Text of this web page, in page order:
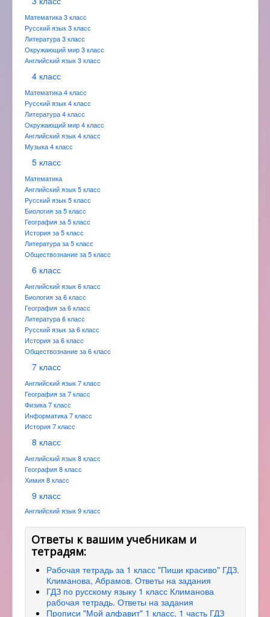
Математика 3 класс
Русский язык 3 класс
Литература 3 класс
Окружающий мир 3 класс
Английский язык 3 класс
4 класс
Математика 4 класс
Русский язык 4 класс
Литература 4 класс
Окружающий мир 4 класс
Английский язык 4 класс
Музыка 4 класс
5 класс
Математика
Английский язык 5 класс
Русский язык 5 класс
Биология за 5 класс
География за 5 класс
История за 5 класс
Литература за 5 класс
Обществознание за 5 класс
6 класс
Английский язык 6 класс
Биология за 6 класс
География за 6 класс
Литература 6 класс
Русский язык за 6 класс
История за 6 класс
Обществознание за 6 класс
7 класс
Английский язык 7 класс
География за 7 класс
Физика 7 класс
Информатика 7 класс
История 7 класс
8 класс
Английский язык 8 класс
География 8 класс
Химия 8 класс
9 класс
Английский язык 9 класс
Ответы к вашим учебникам и
тетрадям:
Рабочая тетрадь за 1 класс "Пиши красиво" ГДЗ.
Климанова, Абрамов. Ответы на задания
ГДЗ по русскому языку 1 класс Климанова
рабочая тетрадь. Ответы на задания
Прописи "Мой алфавит" 1 класс, 1 часть ГДЗ